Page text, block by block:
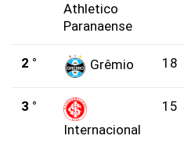
Athletico
Paranaense
2 ° Grêmio 18
3 °
Internacional
15